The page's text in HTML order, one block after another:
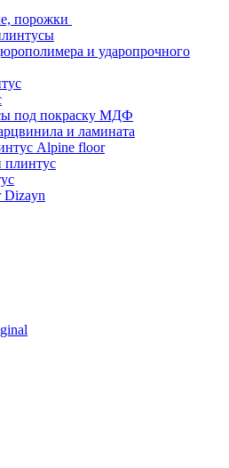
порожки
и ударопрочного
под покраску МДФ
и ламината
Alpine floor
Dizayn